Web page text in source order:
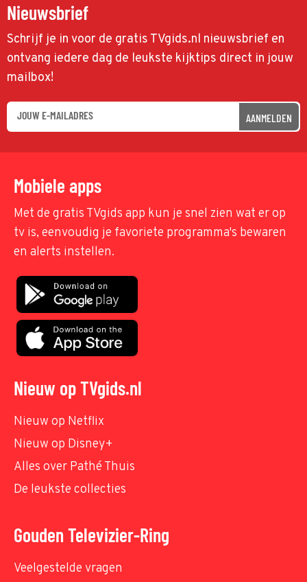
Nieuwsbrief
Schrijf je in voor de gratis TVgids.nl nieuwsbrief en
ontvang iedere dag de leukste kijktips direct in jouw
mailbox!
AANMELDEN
Mobiele apps
Met de gratis TVgids app kun je snel zien wat er op
tv is, eenvoudig je favoriete programma's bewaren
en alerts instellen.
Nieuw op TVgids.nl
Nieuw op Netflix
Nieuw op Disney+
Alles over Pathé Thuis
De leukste collecties
Gouden Televizier-Ring
Veelgestelde vragen